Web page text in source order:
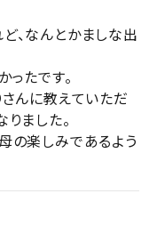
、なんとかましな出
たです。
んに教えていただ
ました。
の楽しみであるよう